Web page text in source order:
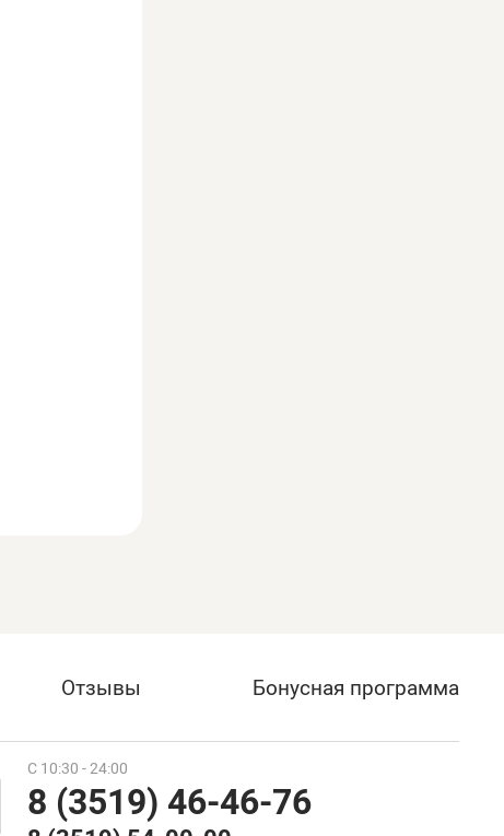
Отзывы Бонусная программа
С 10:30 - 24:00
8 (3519) 46-46-76